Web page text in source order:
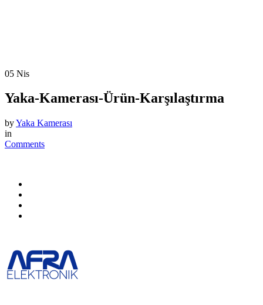
05 Nis
Yaka-Kamerası-Ürün-Karşılaştırma
byYaka Kamerası
in
Comments